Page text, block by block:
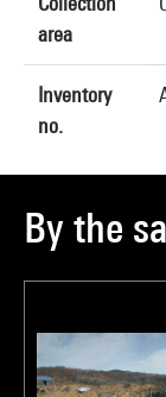
area
Inventory
no.
By the